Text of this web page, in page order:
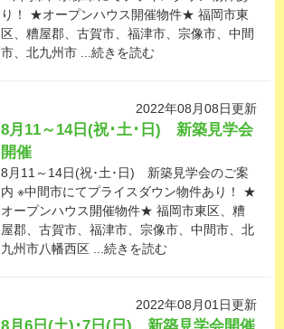
り！ ★オープンハウス開催物件★ 福岡市東
区、糟屋郡、古賀市、福津市、宗像市、中間
市、北九州市 ...続きを読む
2022年08月08日更新
8月11～14日(祝･土･日) 新築見学会
開催
8月11～14日(祝･土･日) 新築見学会のご案
内 ※中間市にてプライスダウン物件あり！ ★
オープンハウス開催物件★ 福岡市東区、糟
屋郡、古賀市、福津市、宗像市、中間市、北
九州市八幡西区 ...続きを読む
2022年08月01日更新